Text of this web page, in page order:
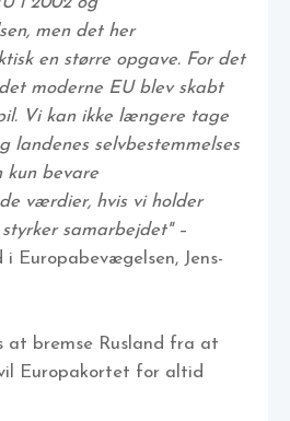
men det her
en større opgave. For det
moderne EU blev skabt
Vi kan ikke længere tage
landenes selvbestemmelses
kun bevare
værdier, hvis vi holder
samarbejdet" –
Europabevægelsen, Jens-
at bremse Rusland fra at
Europakortet for altid